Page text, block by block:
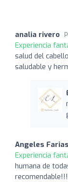
analia rivero
Experiencia
salud del
saludable y
Angeles Farias
Experiencia
humana de